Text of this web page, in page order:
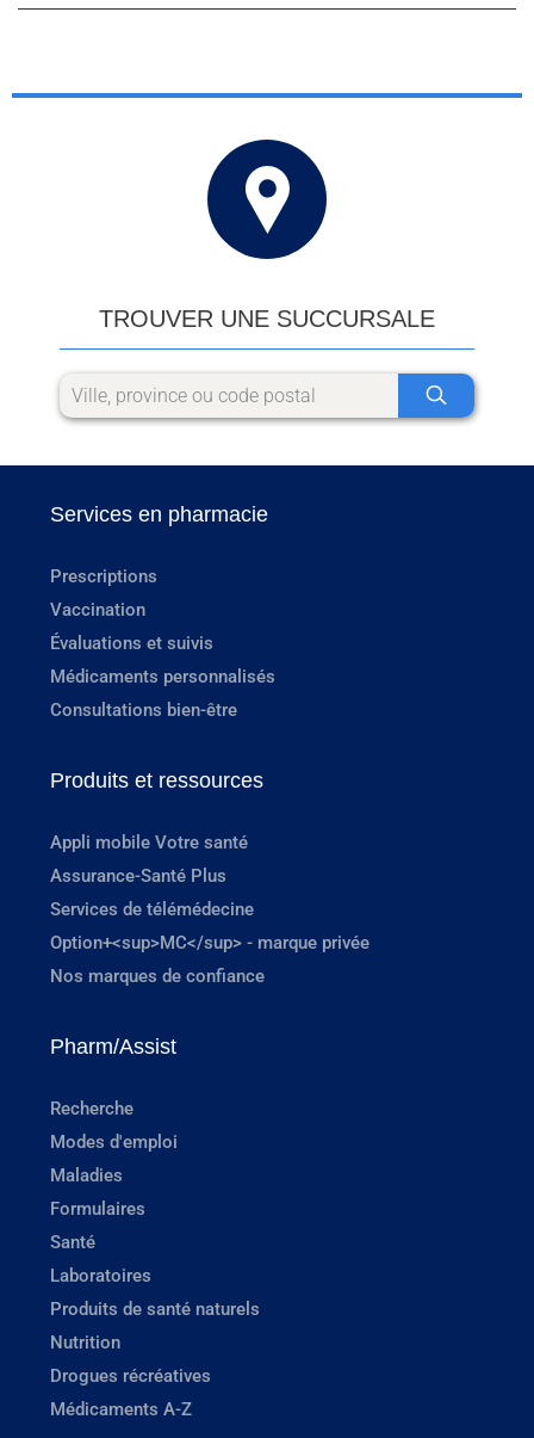
TROUVER UNE SUCCURSALE
Services en pharmacie
Prescriptions
Vaccination
Évaluations et suivis
Médicaments personnalisés
Consultations bien-être
Produits et ressources
Appli mobile Votre santé
Assurance-Santé Plus
Services de télémédecine
Option+<sup>MC</sup> - marque privée
Nos marques de confiance
Pharm/Assist
Recherche
Modes d'emploi
Maladies
Formulaires
Santé
Laboratoires
Produits de santé naturels
Nutrition
Drogues récréatives
Médicaments A-Z